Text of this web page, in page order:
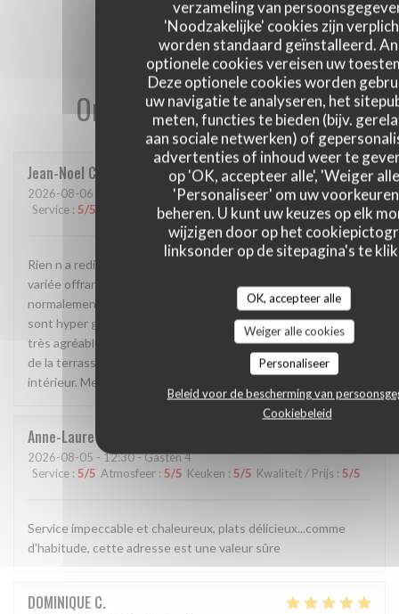
verzameling van
'Noodzakelijke' cookies zijn
worden standaard geïnstalleerd.
optionele cookies vereisen uw
Deze optionele cookies worden
uw navigatie te analyseren, het
meten, functies te bieden (bijv.
aan sociale netwerken) of
advertenties of inhoud weer te
op 'OK, accepteer alle', 'Weiger
'Personaliseer' om uw
beheren. U kunt uw keuzes op elk
wijzigen door op het
linksonder op de sitepagina's te
OK, accepteer alle
Weiger alle cookies
Personaliseer
Beleid voor de bescherming van
Cookiebeleid
Onze gastbeoordelingen
Jean-Noel C
2026-08-06 - 12:30 - Gasten 5
Service : 5/5 :4/5 Keuken : 4/5 Kwaliteit / Prijs : 5/5
Rien n a redire. La cadre est vraiment atypique. Une carte
variée offrant des plats très différents permettant
normalement a chacun de trouver son bonheur. Les desserts
sont hyper genereux. Service rapide et surtout 2 personnes
très agréables. On va devoir revenir car nous avons pu profité
de la terrasse grâce à la météo mais le spectacle est a l
intérieur. Merci et continué comme ça
Anne-Laure
2026-08-05 - 12:30 - Gasten 4
Service : 5/5 Atmosfeer : 5/5 Keuken : 5/5 Kwaliteit / Prijs : 5/5
Service impeccable et chaleureux, plats délicieux...comme
d'habitude, cette adresse est une valeur sûre
DOMINIQUE C